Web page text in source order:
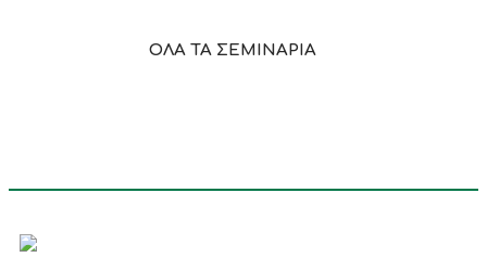
ΟΛΑ ΤΑ ΣΕΜΙΝΑΡΙΑ